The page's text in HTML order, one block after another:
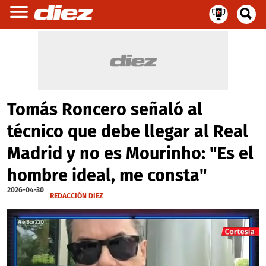
Tomás Roncero señaló al
técnico que debe llegar al Real
Madrid y no es Mourinho: "Es el
hombre ideal, me consta"
2026-04-30
REDACCIÓN DIEZ